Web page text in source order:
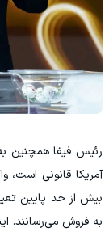
رئیس فیفا همچنین
آمریکا قانونی
بیش از حد پایین
به فروش می‌رسانند.